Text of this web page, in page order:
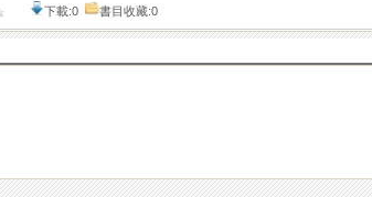
下載:0 書目收藏:0